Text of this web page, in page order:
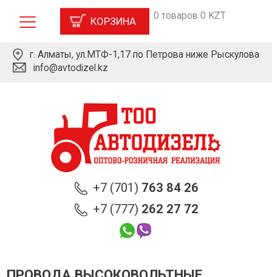
КОРЗИНА 0 товаров 0 KZT
г. Алматы, ул.МТФ-1,17 по Петрова ниже Рыскулова
info@avtodizel.kz
+7 (701) 763 84 26
+7 (777) 262 27 72